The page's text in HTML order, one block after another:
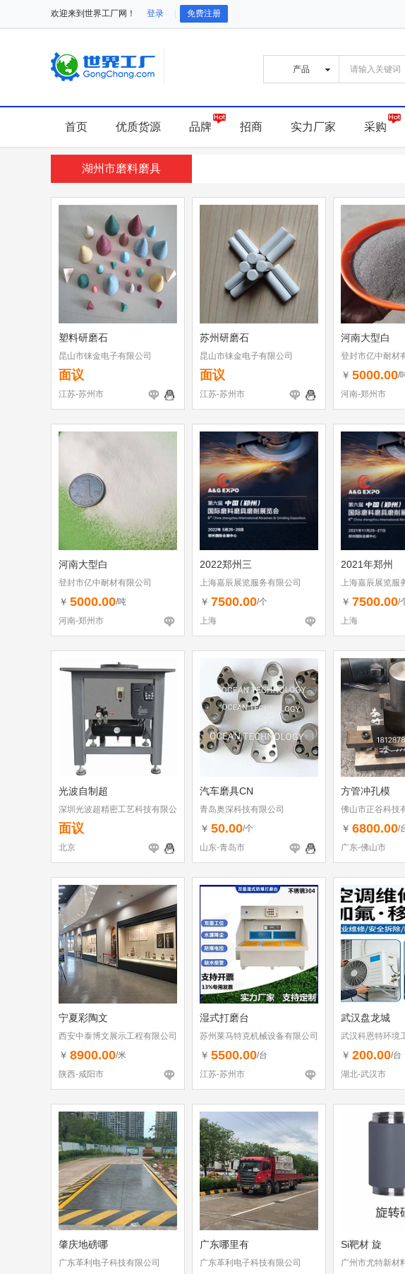
欢迎来到世界工厂网！ 登录 免费注册
首页 优质货源 品牌 招商 实力厂家 采购
湖州市磨料磨具
塑料研磨石
昆山市铼金电子有限公司
面议
江苏-苏州市
苏州研磨石
昆山市铼金电子有限公司
面议
江苏-苏州市
河南大型白
登封市亿中耐材
￥ 5000.00/
河南-郑州市
河南大型白
登封市亿中耐材有限公司
￥ 5000.00/吨
河南-郑州市
2022郑州三
上海嘉辰展览服务有限公司
￥ 7500.00/个
上海
2021年郑州
上海嘉辰展览服
￥ 7500.00/
上海
光波自制超
深圳光波超精密工艺科技有限公
司
面议
北京
汽车磨具CN
青岛奥深科技有限公司
￥ 50.00/个
山东-青岛市
方管冲孔模
佛山市正谷科技
￥ 6800.00/
广东-佛山市
宁夏彩陶文
西安中泰博文展示工程有限公司
￥ 8900.00/米
陕西-咸阳市
湿式打磨台
苏州莱马特克机械设备有限公司
￥ 5500.00/台
江苏-苏州市
武汉盘龙城
武汉科恩特环境
￥ 200.00/台
湖北-武汉市
肇庆地磅哪
广东革利电子科技有限公司
广东哪里有
广东革利电子科技有限公司
Si靶材 旋
广州市尤特新材